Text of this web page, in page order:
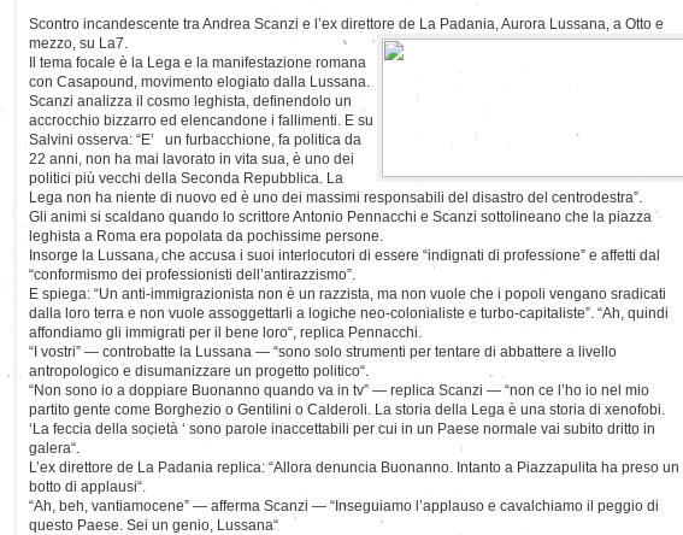
Scontro incandescente tra Andrea Scanzi e l’ex direttore de La Padania, Aurora Lussana, a Otto e
mezzo, su La7.
Il tema focale è la Lega e la manifestazione romana
con Casapound, movimento elogiato dalla Lussana.
Scanzi analizza il cosmo leghista, definendolo un
accrocchio bizzarro ed elencandone i fallimenti. E su
Salvini osserva: “E’ un furbacchione, fa politica da
22 anni, non ha mai lavorato in vita sua, è uno dei
politici più vecchi della Seconda Repubblica. La
Lega non ha niente di nuovo ed è uno dei massimi responsabili del disastro del centrodestra”.
Gli animi si scaldano quando lo scrittore Antonio Pennacchi e Scanzi sottolineano che la piazza
leghista a Roma era popolata da pochissime persone.
Insorge la Lussana, che accusa i suoi interlocutori di essere “indignati di professione” e affetti dal
“conformismo dei professionisti dell’antirazzismo”.
E spiega: “Un anti-immigrazionista non è un razzista, ma non vuole che i popoli vengano sradicati
dalla loro terra e non vuole assoggettarli a logiche neo-colonialiste e turbo-capitaliste”. “Ah, quindi
affondiamo gli immigrati per il bene loro“, replica Pennacchi.
“I vostri” — controbatte la Lussana — “sono solo strumenti per tentare di abbattere a livello
antropologico e disumanizzare un progetto politico“.
“Non sono io a doppiare Buonanno quando va in tv” — replica Scanzi — “non ce l’ho io nel mio
partito gente come Borghezio o Gentilini o Calderoli. La storia della Lega è una storia di xenofobi.
‘La feccia della società ‘ sono parole inaccettabili per cui in un Paese normale vai subito dritto in
galera“.
L’ex direttore de La Padania replica: “Allora denuncia Buonanno. Intanto a Piazzapulita ha preso un
botto di applausi“.
“Ah, beh, vantiamocene” — afferma Scanzi — “Inseguiamo l’applauso e cavalchiamo il peggio di
questo Paese. Sei un genio, Lussana“